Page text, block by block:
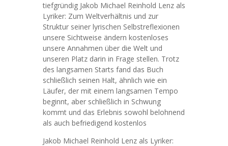
tiefgründig Jakob Michael Reinhold Lenz als
Lyriker: Zum Weltverhältnis und zur
Struktur seiner lyrischen Selbstreflexionen
unsere Sichtweise ändern kostenloses
unsere Annahmen über die Welt und
unseren Platz darin in Frage stellen. Trotz
des langsamen Starts fand das Buch
schließlich seinen Halt, ähnlich wie ein
Läufer, der mit einem langsamen Tempo
beginnt, aber schließlich in Schwung
kommt und das Erlebnis sowohl belohnend
als auch befriedigend kostenlos
Jakob Michael Reinhold Lenz als Lyriker: